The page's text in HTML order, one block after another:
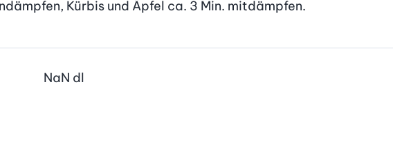
Kürbis und Äpfel ca. 3 Min. mitdämpfen.
NaN dl